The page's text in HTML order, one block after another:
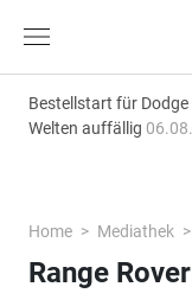
Bestellstart für Dodge
Welten auffällig
Home Mediathek
Range